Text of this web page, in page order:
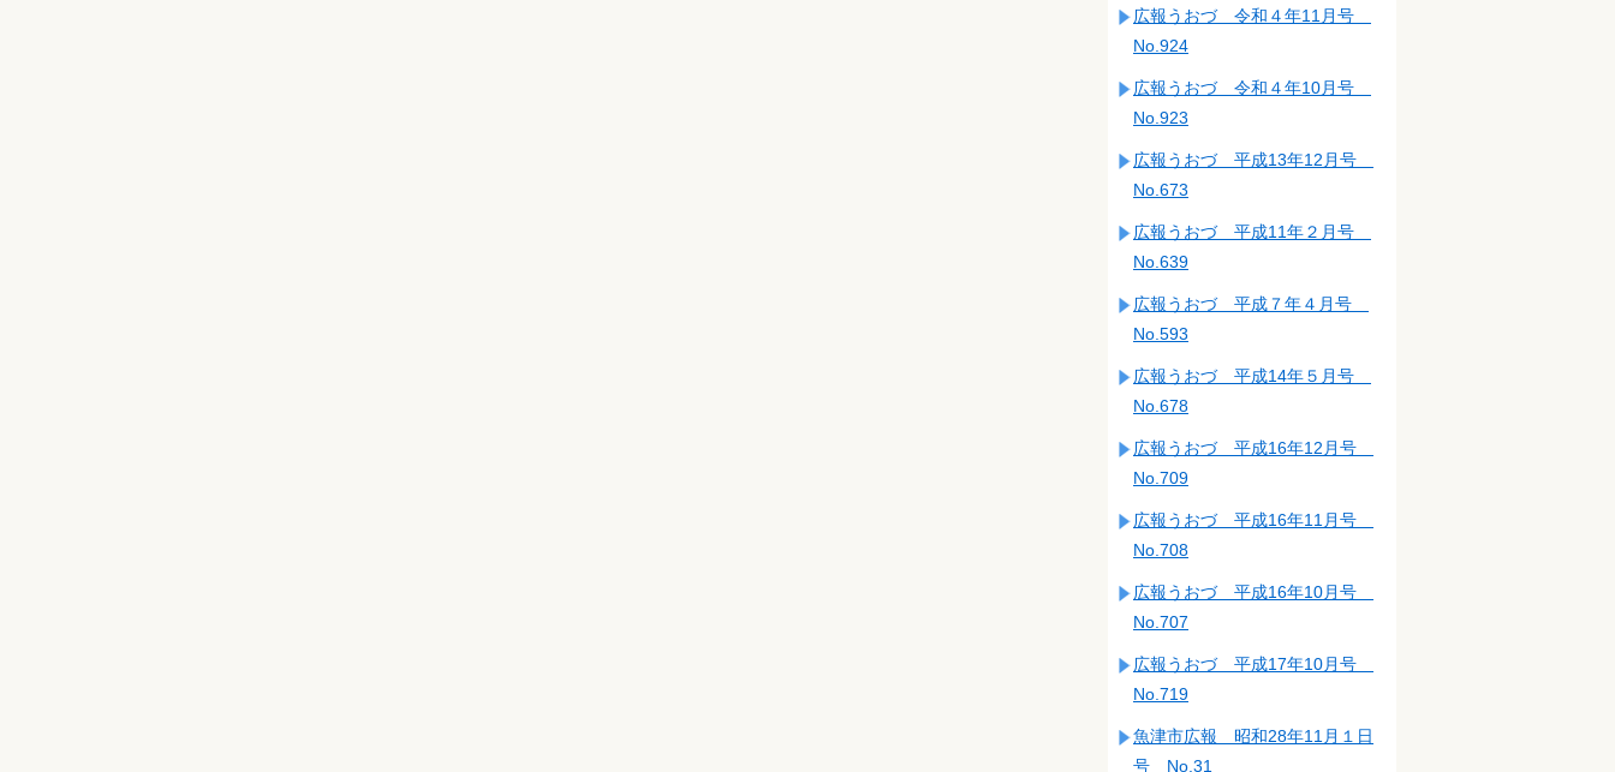
広報うおづ 令和４年11月号
No.924
広報うおづ 令和４年10月号
No.923
広報うおづ 平成13年12月号
No.673
広報うおづ 平成11年２月号
No.639
広報うおづ 平成７年４月号
No.593
広報うおづ 平成14年５月号
No.678
広報うおづ 平成16年12月号
No.709
広報うおづ 平成16年11月号
No.708
広報うおづ 平成16年10月号
No.707
広報うおづ 平成17年10月号
No.719
魚津市広報 昭和28年11月１日
号 No.31